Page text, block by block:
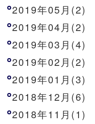
2019年05月(2)
2019年04月(2)
2019年03月(4)
2019年02月(2)
2019年01月(3)
2018年12月(6)
2018年11月(1)